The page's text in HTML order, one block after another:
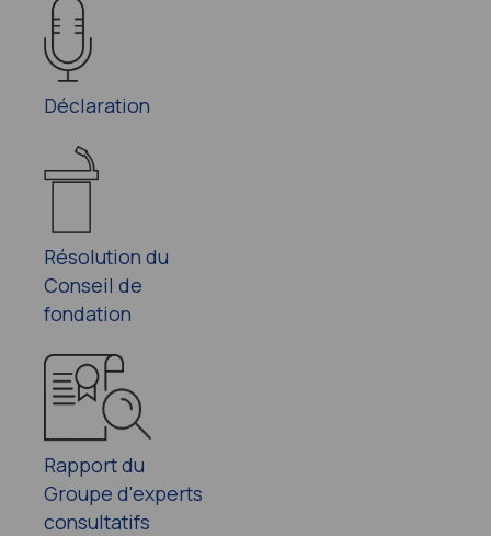
Déclaration
Résolution du
Conseil de
fondation
Rapport du
Groupe d'experts
consultatifs